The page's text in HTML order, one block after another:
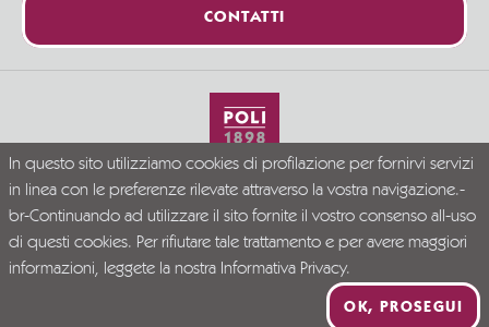
CONTATTI
Vivi la Grappa responsabilmente
Disclaimer
PR VENETO FESR 2021-2027. DGR N. 339/2023
In questo sito utilizziamo cookies di profilazione per fornirvi servizi
in linea con le preferenze rilevate attraverso la vostra navigazione.-
br-Continuando ad utilizzare il sito fornite il vostro consenso all-uso
di questi cookies. Per rifiutare tale trattamento e per avere maggiori
informazioni, leggete la nostra Informativa Privacy.
OK, PROSEGUI